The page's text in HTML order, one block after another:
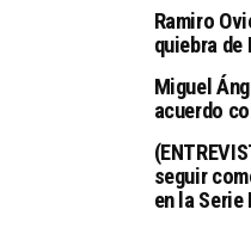
Ramiro
quiebra de
Miguel
acuerdo
seguir
en la Serie